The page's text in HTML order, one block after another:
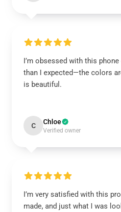
I’m obsessed with this phone
than I expected—the colors
is beautiful.
C Chloe
Verified owner
I’m very satisfied with this
made, and just what I was